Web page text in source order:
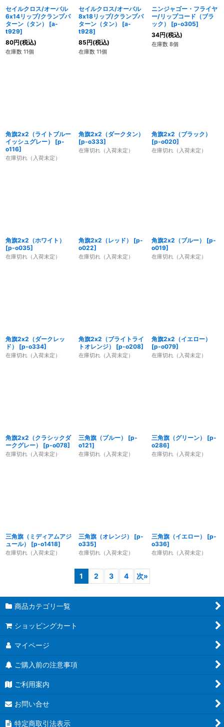
セイルクロス/オーバル
6x14リップ/クランプパ
ターン（タン）
[a-
t929]
80円(税込)
在庫数 11個
セイルクロス/オーバル
8x18リップ/クランプパ
ターン（タン）
[a-
t928]
85円(税込)
在庫数 11個
ニンジャゴー・フライヤ
ー/リップコード（ブラ
ック）
[p-o305]
34円(税込)
在庫数 8個
角旗2x2（ライトブルー
イッシュグレー）
[p-
o116]
在庫切れ（入荷未定）
角旗2x2（ダークタン）
[p-o333]
在庫切れ（入荷未定）
角旗2x2（ブラック）
[p-o020]
在庫切れ（入荷未定）
角旗2x2（ホワイト）
[p-o035]
在庫切れ（入荷未定）
角旗2x2（レッド） [p-
o022]
在庫切れ（入荷未定）
角旗2x2（ブルー） [p-
o019]
在庫切れ（入荷未定）
角旗2x2（ダークレッ
ド）
[p-o334]
在庫切れ（入荷未定）
角旗2x2（ブライトライ
トオレンジ）
[p-o208]
在庫切れ（入荷未定）
角旗2x2（イエロー）
[p-o079]
在庫切れ（入荷未定）
角旗2x2（クラシックダ
ークグレー）
[p-o078]
在庫切れ（入荷未定）
三角旗（ブルー） [p-
o121]
在庫切れ（入荷未定）
三角旗（グリーン） [p-
o286]
在庫切れ（入荷未定）
三角旗（ミディアムアジ
ュール）
[p-o1418]
在庫切れ（入荷未定）
三角旗（オレンジ） [p-
o335]
在庫切れ（入荷未定）
三角旗（イエロー） [p-
o336]
在庫切れ（入荷未定）
1 2 3 4 次»
商品カテゴリ一覧
ショッピングカート
マイページ
ご購入前の注意事項
ご利用案内
お問い合せ
特定商取引法表示